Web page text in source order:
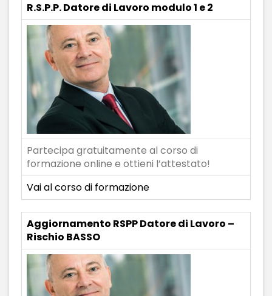
R.S.P.P. Datore di Lavoro modulo 1 e 2
Partecipa gratuitamente al corso di
formazione online e ottieni l’attestato!
Vai al corso di formazione
Aggiornamento RSPP Datore di Lavoro –
Rischio BASSO